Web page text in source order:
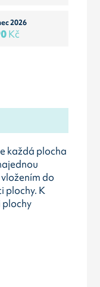
2026
Kč
každá plocha
do
plochy. K